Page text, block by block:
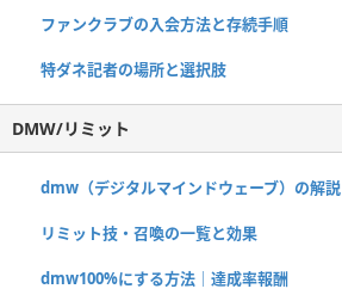
ファンクラブの入会方法と存続手順
特ダネ記者の場所と選択肢
DMW/リミット
dmw（デジタルマインドウェーブ）の解説
リミット技・召喚の一覧と効果
dmw100%にする方法｜達成率報酬